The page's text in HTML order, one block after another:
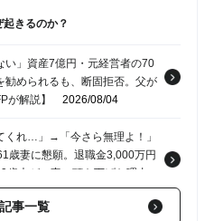
きるのか？
い」資産7億円・元経営者の70
勧められるも、断固拒否。父が
が解説】
2026/08/04
くれ…」→「今さら無理よ！」
歳妻に懇願。退職金3,000万円
歳夫が、妻に頭を下げた理由
事一覧